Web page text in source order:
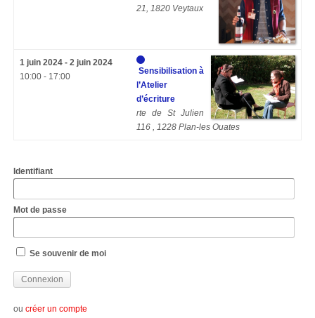
21, 1820 Veytaux
1 juin 2024 - 2 juin 2024
10:00 - 17:00
Sensibilisation à
l’Atelier
d’écriture
rte de St Julien
116 , 1228 Plan-les Ouates
Identifiant
Mot de passe
Se souvenir de moi
ou créer un compte